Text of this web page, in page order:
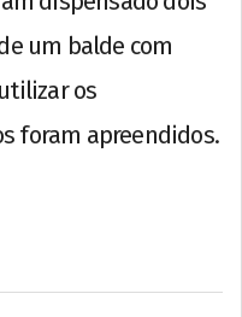
um balde com
os
foram apreendidos.